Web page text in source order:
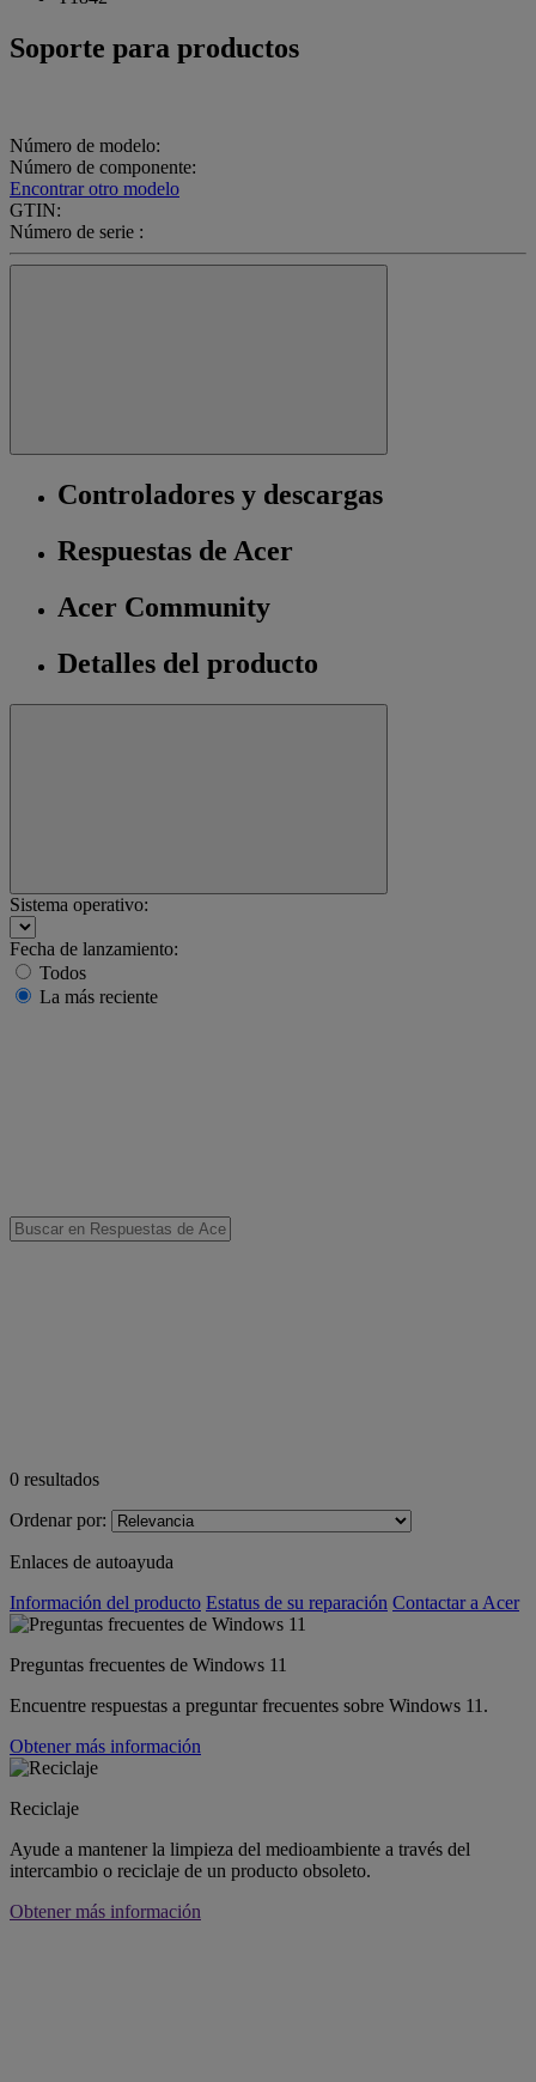
Soporte para productos
Número de modelo:
Número de componente:
Encontrar otro modelo
GTIN:
Número de serie :
Controladores y descargas
Respuestas de Acer
Acer Community
Detalles del producto
Sistema operativo:
Fecha de lanzamiento:
Todos
La más reciente
0 resultados
Ordenar por:
Enlaces de autoayuda
Información del producto Estatus de su reparación Contactar a Acer
Preguntas frecuentes de Windows 11
Encuentre respuestas a preguntar frecuentes sobre Windows 11.
Obtener más información
Reciclaje
Ayude a mantener la limpieza del medioambiente a través del
intercambio o reciclaje de un producto obsoleto.
Obtener más información